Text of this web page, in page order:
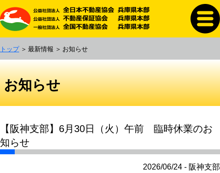
トップ 最新情報 お知らせ
お知らせ
【阪神支部】6月30日（火）午前 臨時休業のお
知らせ
2026/06/24 - 阪神支部